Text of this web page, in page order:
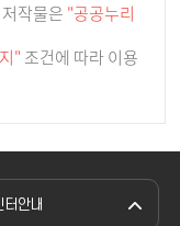
작물은 "공공누리
" 조건에 따라 이용
안내